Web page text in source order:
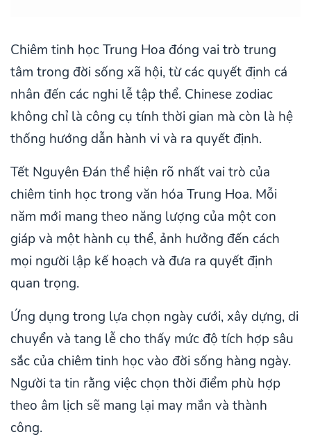
Chiêm tinh học Trung Hoa đóng vai trò trung
tâm trong đời sống xã hội, từ các quyết định cá
nhân đến các nghi lễ tập thể. Chinese zodiac
không chỉ là công cụ tính thời gian mà còn là hệ
thống hướng dẫn hành vi và ra quyết định.
Tết Nguyên Đán thể hiện rõ nhất vai trò của
chiêm tinh học trong văn hóa Trung Hoa. Mỗi
năm mới mang theo năng lượng của một con
giáp và một hành cụ thể, ảnh hưởng đến cách
mọi người lập kế hoạch và đưa ra quyết định
quan trọng.
Ứng dụng trong lựa chọn ngày cưới, xây dựng, di
chuyển và tang lễ cho thấy mức độ tích hợp sâu
sắc của chiêm tinh học vào đời sống hàng ngày.
Người ta tin rằng việc chọn thời điểm phù hợp
theo âm lịch sẽ mang lại may mắn và thành
công.